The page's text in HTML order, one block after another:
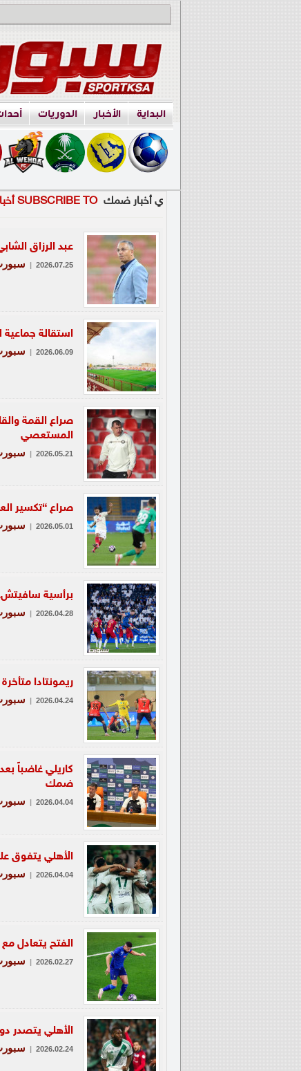
البداية الأخبار الدوريات
ي أخبار ضمك SUBSCRIBE TO أخبار ضمك
عبد الرزاق
2026.07.25
|
استقالة
2026.06.09
|
صراع القمة
المستعصي
2026.05.21
|
صراع “تكسير
2026.05.01
|
برأسية
2026.04.28
|
ريمونتادا
2026.04.24
|
ضمك
2026.04.04
|
الأهلي يتفوق
2026.04.04
|
الفتح يتعادل
2026.02.27
|
الأهلي يتصدر
2026.02.24
|